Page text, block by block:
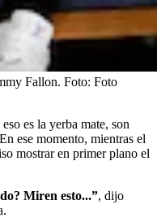
Fallon. Foto: Foto
es la yerba mate, son
ese momento, mientras el
mostrar en primer plano el
Miren esto...”, dijo